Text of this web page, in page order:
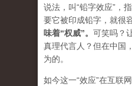
说法，叫“铅字效应”，
要它被印成铅字，就很
味着“权威”。 可笑吗？
真理代言人？但在中国
为的。
如今这一“效应”在互